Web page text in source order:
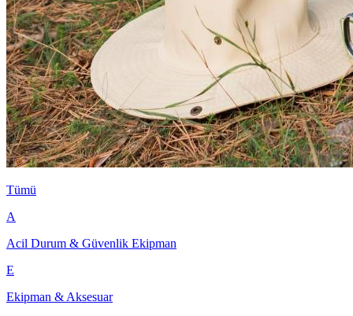
Tümü
A
Acil Durum & Güvenlik Ekipman
E
Ekipman & Aksesuar